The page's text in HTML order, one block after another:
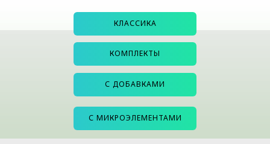
С ДОБАВКАМИ
С МИКРОЭЛЕМЕНТАМИ
КЛАССИКА
КОМПЛЕКТЫ